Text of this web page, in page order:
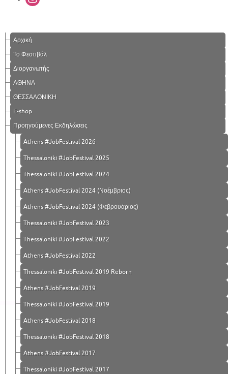
Αρχική
Το Φεστιβάλ
Διοργανωτής
ΑΘΗΝΑ
ΘΕΣΣΑΛΟΝΙΚΗ
E-shop
Προηγούμενες Εκδηλώσεις
Athens #JobFestival 2026
Thessaloniki #JobFestival 2025
Thessaloniki #JobFestival 2024
Athens #JobFestival 2024 (Νοέμβριος)
Athens #JobFestival 2024 (Φεβρουάριος)
Thessaloniki #JobFestival 2023
Thessaloniki #JobFestival 2022
Athens #JobFestival 2022
Thessaloniki #JobFestival 2019 Reborn
Athens #JobFestival 2019
Thessaloniki #JobFestival 2019
Athens #JobFestival 2018
Thessaloniki #JobFestival 2018
Athens #JobFestival 2017
Τhessaloniki #JobFestival 2017